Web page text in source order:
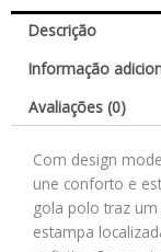
Descrição
Informação
Avaliações (0)
Com design
une conforto e
gola polo traz
estampa